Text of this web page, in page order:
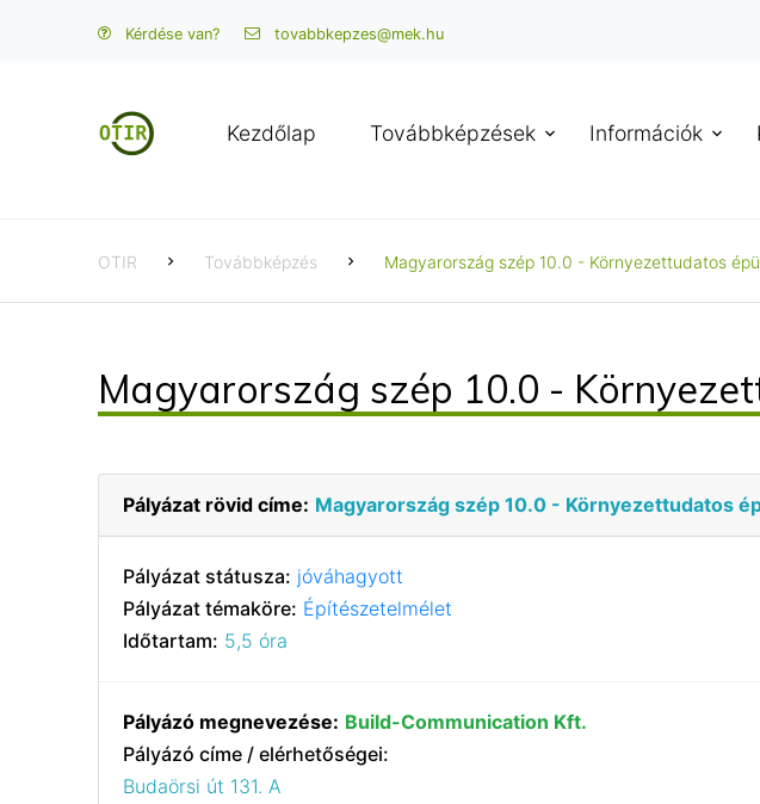
Kérdése van? tovabbkepzes@mek.hu
Kezdőlap Továbbképzések Információk
OTIR Továbbképzés Magyarország szép 10.0 - Környezettudatos
Magyarország szép 10.0 -
Pályázat rövid címe: Magyarország szép 10.0 - Környezettudatos
Pályázat státusza: jóváhagyott
Pályázat témaköre: Építészetelmélet
Időtartam: 5,5 óra
Pályázó megnevezése: Build-Communication Kft.
Pályázó címe / elérhetőségei:
Budaörsi út 131. A